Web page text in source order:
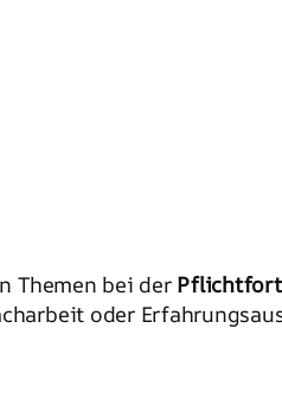
Themen bei der
oder